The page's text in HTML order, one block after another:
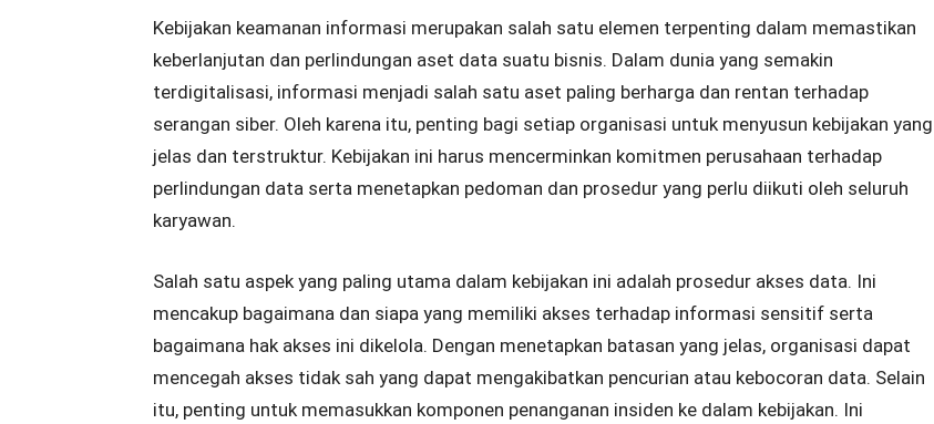
Kebijakan keamanan informasi merupakan salah satu elemen terpenting dalam memastikan
keberlanjutan dan perlindungan aset data suatu bisnis. Dalam dunia yang semakin
terdigitalisasi, informasi menjadi salah satu aset paling berharga dan rentan terhadap
serangan siber. Oleh karena itu, penting bagi setiap organisasi untuk menyusun kebijakan yang
jelas dan terstruktur. Kebijakan ini harus mencerminkan komitmen perusahaan terhadap
perlindungan data serta menetapkan pedoman dan prosedur yang perlu diikuti oleh seluruh
karyawan.
Salah satu aspek yang paling utama dalam kebijakan ini adalah prosedur akses data. Ini
mencakup bagaimana dan siapa yang memiliki akses terhadap informasi sensitif serta
bagaimana hak akses ini dikelola. Dengan menetapkan batasan yang jelas, organisasi dapat
mencegah akses tidak sah yang dapat mengakibatkan pencurian atau kebocoran data. Selain
itu, penting untuk memasukkan komponen penanganan insiden ke dalam kebijakan. Ini